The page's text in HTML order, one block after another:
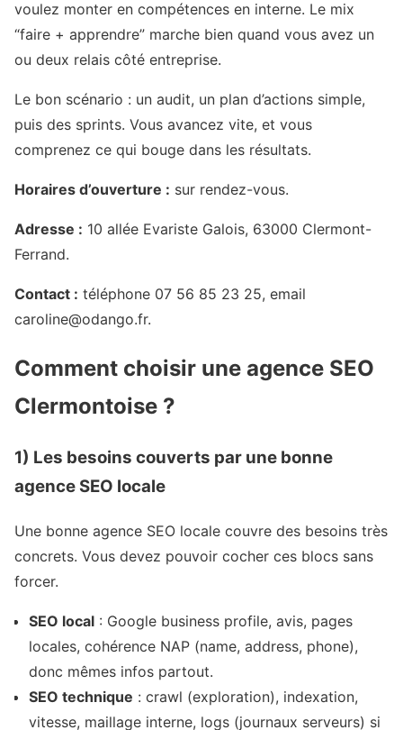
voulez monter en compétences en interne. Le mix
“faire + apprendre” marche bien quand vous avez un
ou deux relais côté entreprise.
Le bon scénario : un audit, un plan d’actions simple,
puis des sprints. Vous avancez vite, et vous
comprenez ce qui bouge dans les résultats.
Horaires d’ouverture : sur rendez-vous.
Adresse : 10 allée Evariste Galois, 63000 Clermont-
Ferrand.
Contact : téléphone 07 56 85 23 25, email
caroline@odango.fr.
Comment choisir une agence SEO
Clermontoise ?
1) Les besoins couverts par une bonne
agence SEO locale
Une bonne agence SEO locale couvre des besoins très
concrets. Vous devez pouvoir cocher ces blocs sans
forcer.
SEO local : Google business profile, avis, pages
locales, cohérence NAP (name, address, phone),
donc mêmes infos partout.
SEO technique : crawl (exploration), indexation,
vitesse, maillage interne, logs (journaux serveurs) si